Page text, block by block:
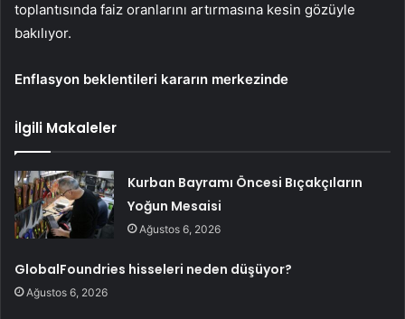
toplantısında faiz oranlarını artırmasına kesin gözüyle
bakılıyor.
Enflasyon beklentileri kararın merkezinde
İlgili Makaleler
Kurban Bayramı Öncesi Bıçakçıların
Yoğun Mesaisi
Ağustos 6, 2026
GlobalFoundries hisseleri neden düşüyor?
Ağustos 6, 2026